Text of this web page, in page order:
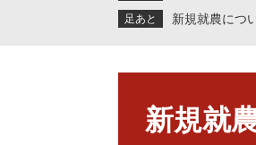
新規就農につ
新規就